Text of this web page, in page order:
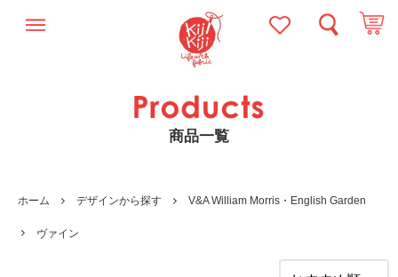
商品一覧
ホーム デザインから探す V&A William Morris・English Garden
ヴァイン